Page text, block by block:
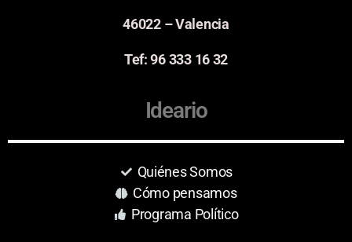
46022 – Valencia
Tef: 96 333 16 32
Ideario
Quiénes Somos
Cómo pensamos
Programa Político